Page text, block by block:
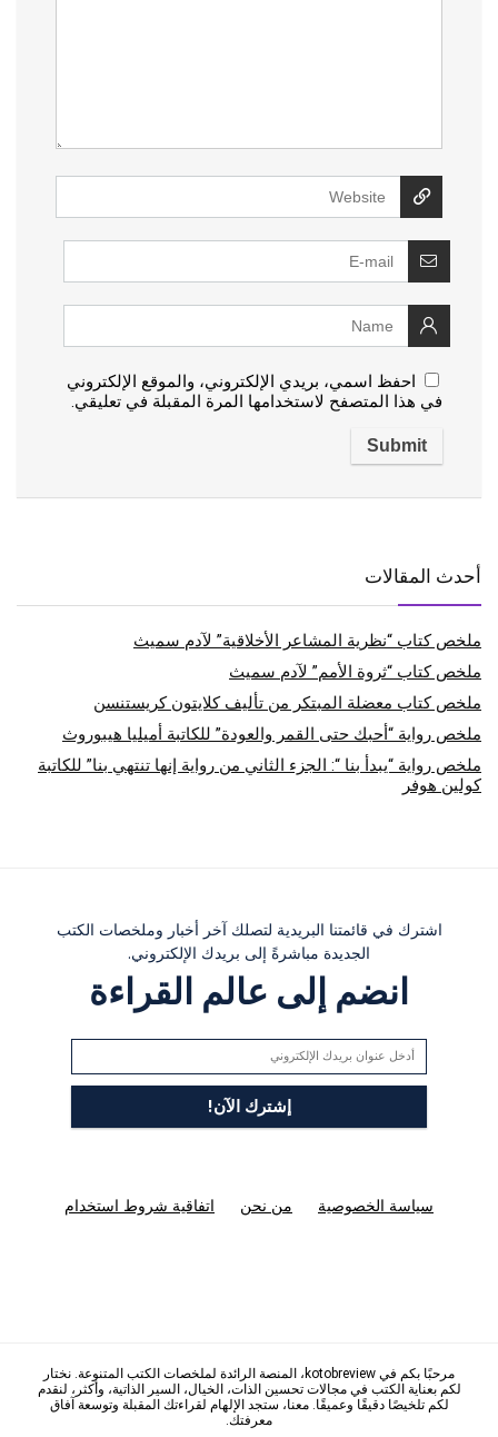
احفظ اسمي، بريدي الإلكتروني، والموقع الإلكتروني
في هذا المتصفح لاستخدامها المرة المقبلة في تعليقي.
أحدث المقالات
ملخص كتاب “نظرية المشاعر الأخلاقية” لآدم سميث
ملخص كتاب “ثروة الأمم” لآدم سميث
ملخص كتاب معضلة المبتكر من تأليف كلايتون كريستنسن
ملخص رواية “أحبك حتى القمر والعودة” للكاتبة أميليا هيبوروث
ملخص رواية “يبدأ بنا “: الجزء الثاني من رواية إنها تنتهي بنا” للكاتبة
كولين هوفر
اشترك في قائمتنا البريدية لتصلك آخر أخبار وملخصات الكتب
الجديدة مباشرةً إلى بريدك الإلكتروني.
انضم إلى عالم القراءة
سياسة الخصوصية من نحن اتفاقية شروط استخدام
مرحبًا بكم في kotobreview، المنصة الرائدة لملخصات الكتب المتنوعة. نختار
لكم بعناية الكتب في مجالات تحسين الذات، الخيال، السير الذاتية، وأكثر، لنقدم
لكم تلخيصًا دقيقًا وعميقًا. معنا، ستجد الإلهام لقراءتك المقبلة وتوسعة آفاق
معرفتك.